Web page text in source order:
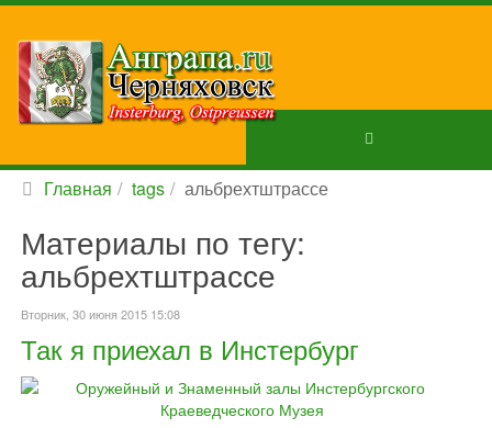
Главная tags альбрехтштрассе
Материалы по тегу:
альбрехтштрассе
Вторник, 30 июня 2015 15:08
Так я приехал в Инстербург